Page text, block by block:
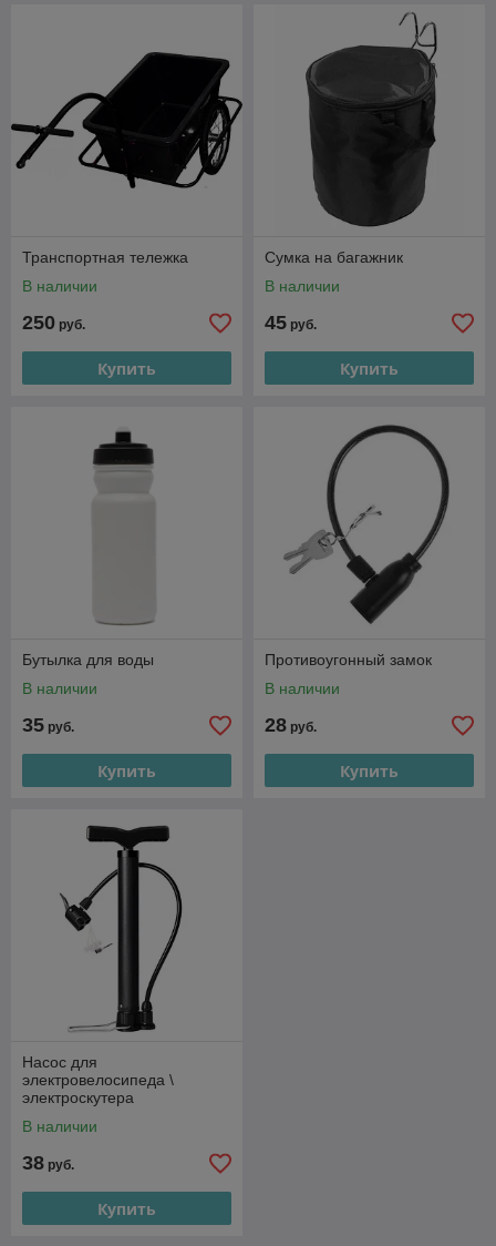
Транспортная тележка
В наличии
250 руб.
Купить
Сумка на багажник
В наличии
45 руб.
Купить
Бутылка для воды
В наличии
35 руб.
Купить
Противоугонный замок
В наличии
28 руб.
Купить
Насос для
электровелосипеда \
электроскутера
В наличии
38 руб.
Купить